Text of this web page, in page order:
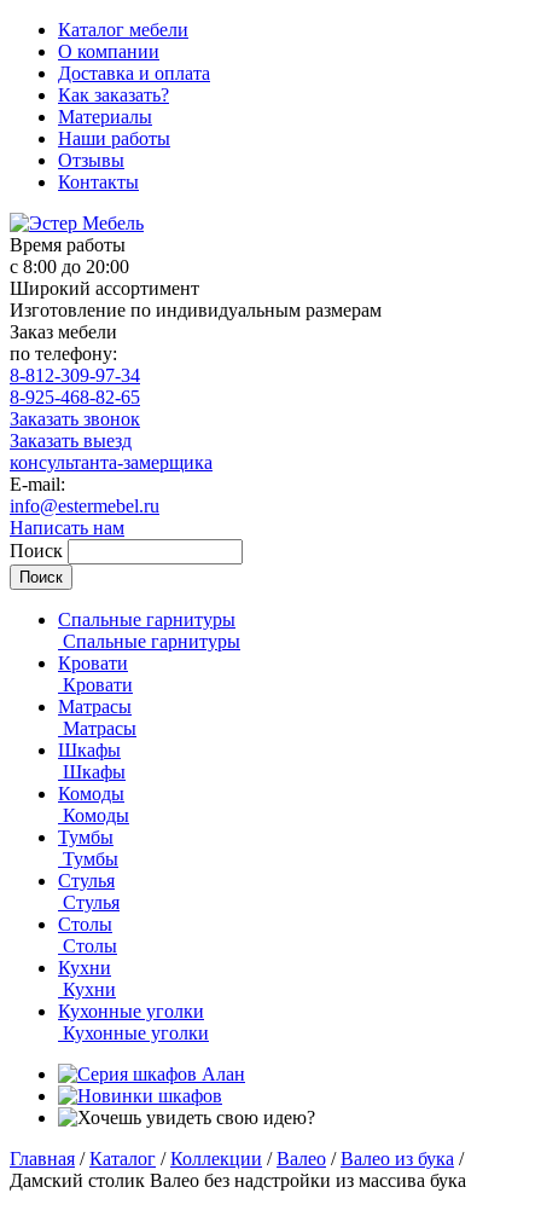
Каталог мебели
О компании
Доставка и оплата
Как заказать?
Материалы
Наши работы
Отзывы
Контакты
Время работы
с 8:00 до 20:00
Широкий ассортимент
Изготовление по индивидуальным размерам
Заказ мебели
по телефону:
8-812-309-97-34
8-925-468-82-65
Заказать звонок
Заказать выезд
консультанта-замерщика
E-mail:
info@estermebel.ru
Написать нам
Поиск
Спальные гарнитуры
Спальные гарнитуры
Кровати
Кровати
Матрасы
Матрасы
Шкафы
Шкафы
Комоды
Комоды
Тумбы
Тумбы
Стулья
Стулья
Столы
Столы
Кухни
Кухни
Кухонные уголки
Кухонные уголки
Главная / Каталог / Коллекции / Валео / Валео из бука /
Дамский столик Валео без надстройки из массива бука